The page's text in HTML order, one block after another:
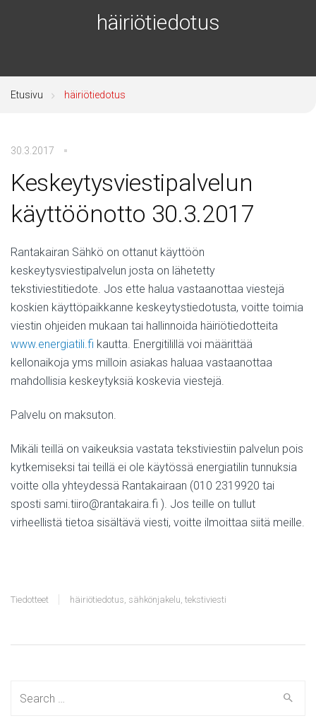
häiriötiedotus
Etusivu häiriötiedotus
30.3.2017
Keskeytysviestipalvelun
käyttöönotto 30.3.2017
Rantakairan Sähkö on ottanut käyttöön
keskeytysviestipalvelun josta on lähetetty
tekstiviestitiedote. Jos ette halua vastaanottaa viestejä
koskien käyttöpaikkanne keskeytystiedotusta, voitte toimia
viestin ohjeiden mukaan tai hallinnoida häiriötiedotteita
www.energiatili.fi kautta. Energitilillä voi määrittää
kellonaikoja yms milloin asiakas haluaa vastaanottaa
mahdollisia keskeytyksiä koskevia viestejä.
Palvelu on maksuton.
Mikäli teillä on vaikeuksia vastata tekstiviestiin palvelun pois
kytkemiseksi tai teillä ei ole käytössä energiatilin tunnuksia
voitte olla yhteydessä Rantakairaan (010 2319920 tai
sposti sami.tiiro@rantakaira.fi ). Jos teille on tullut
virheellistä tietoa sisältävä viesti, voitte ilmoittaa siitä meille.
Tiedotteet häiriötiedotus, sähkönjakelu, tekstiviesti